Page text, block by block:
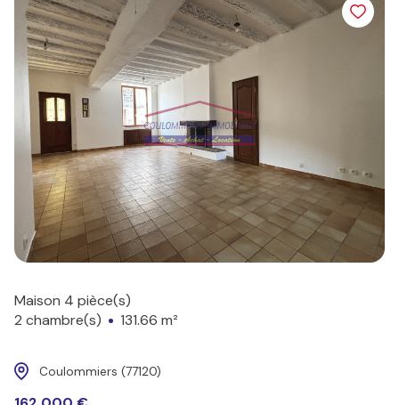
Maison 4 pièce(s)
2 chambre(s)
131.66 m²
Coulommiers (77120)